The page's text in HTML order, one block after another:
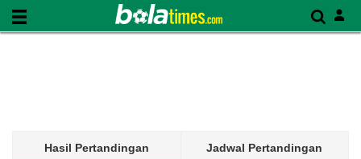
Hasil Pertandingan Jadwal Pertandingan